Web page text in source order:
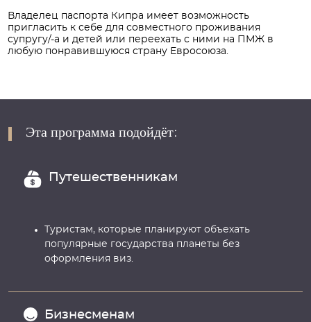
Владелец паспорта Кипра имеет возможность
пригласить к себе для совместного проживания
супругу/-а и детей или переехать с ними на ПМЖ в
любую понравившуюся страну Евросоюза.
Эта программа подойдёт:
Путешественникам
Туристам, которые планируют объехать
популярные государства планеты без
оформления виз.
Бизнесменам